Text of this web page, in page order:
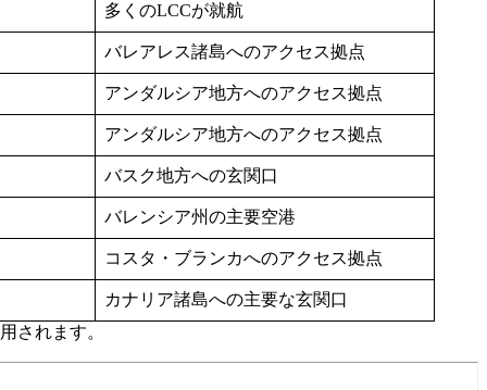
多くのLCCが就航
バレアレス諸島へのアクセス拠点
アンダルシア地方へのアクセス拠点
アンダルシア地方へのアクセス拠点
バスク地方への玄関口
バレンシア州の主要空港
コスタ・ブランカへのアクセス拠点
カナリア諸島への主要な玄関口
されます。